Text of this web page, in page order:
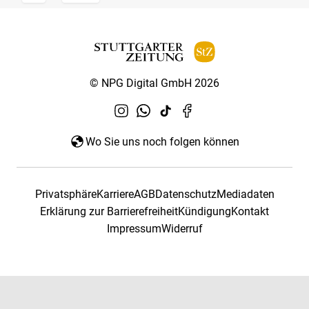
© NPG Digital GmbH 2026
Wo Sie uns noch folgen können
PrivatsphäreKarriereAGBDatenschutzMediadaten
Erklärung zur BarrierefreiheitKündigungKontakt
ImpressumWiderruf